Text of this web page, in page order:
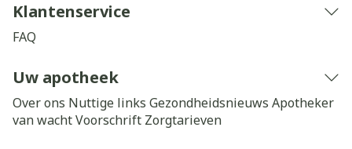
Klantenservice
FAQ
Uw apotheek
Over ons Nuttige links Gezondheidsnieuws Apotheker
van wachtVoorschrift Zorgtarieven